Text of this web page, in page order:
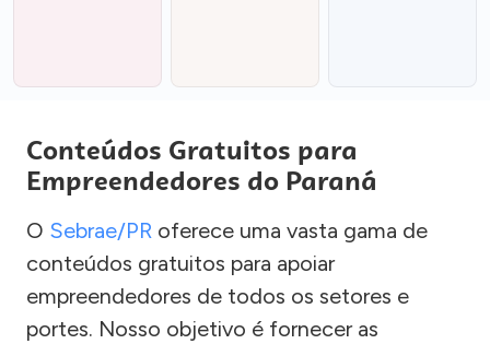
Conteúdos Gratuitos para
Empreendedores do Paraná
O Sebrae/PR oferece uma vasta gama de
conteúdos gratuitos para apoiar
empreendedores de todos os setores e
portes. Nosso objetivo é fornecer as